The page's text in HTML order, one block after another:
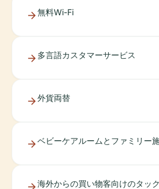
無料Wi-Fi
多言語カスタマーサービス
外貨両替
ベビーケアルームとファミリー
海外からの買い物客向けのタッ